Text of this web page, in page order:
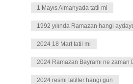
1 Mayıs Almanyada tatil mi
1992 yılında Ramazan hangi
2024 18 Mart tatil mi
2024 Ramazan Bayramı ne zaman
2024 resmi tatiller hangi gün